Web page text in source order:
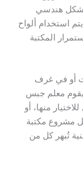
بشكل هندسي
استخدام ألواح
المكتبة
أو في غرف
معلم جبس
منها، أو
مشروع مكتبة
تُبهر كل من